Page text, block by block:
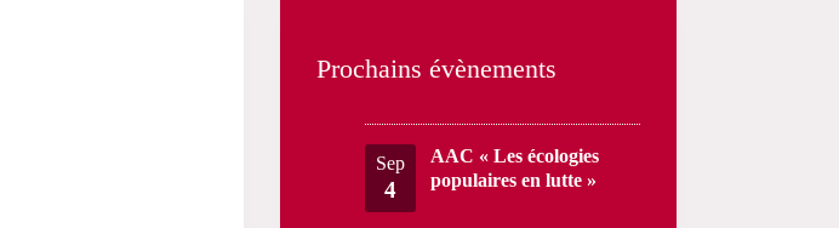
Prochains évènements
Sep
4
AAC « Les écologies
populaires en lutte »